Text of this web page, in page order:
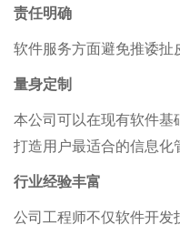
责任明确
软件服务方面避免推诿扯
量身定制
本公司可以在现有软件基
打造用户最适合的信息化
行业经验丰富
公司工程师不仅软件开发